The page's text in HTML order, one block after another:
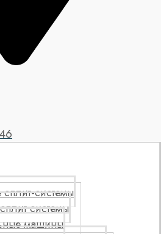
системы
системы
машины